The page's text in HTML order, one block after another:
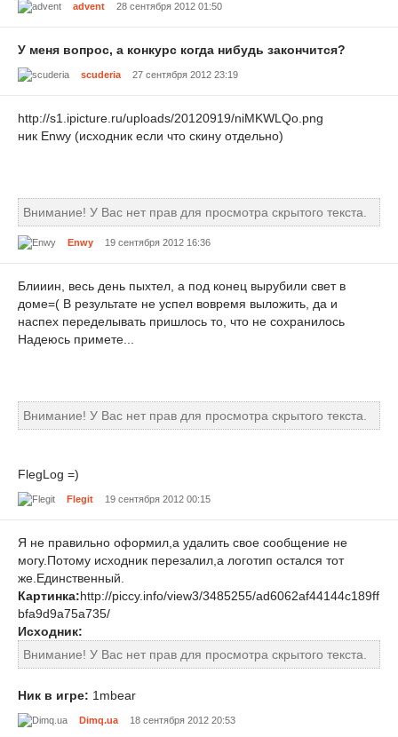
advent 28 сентября 2012 01:50
У меня вопрос, а конкурс когда нибудь закончится?
scuderia 27 сентября 2012 23:19
http://s1.ipicture.ru/uploads/20120919/niMKWLQo.png
ник Enwy (исходник если что скину отдельно)
Внимание! У Вас нет прав для просмотра скрытого текста.
Enwy 19 сентября 2012 16:36
Блииин, весь день пыхтел, а под конец вырубили свет в
доме=( В результате не успел вовремя выложить, да и
наспех переделывать пришлось то, что не сохранилось
Надеюсь примете...
Внимание! У Вас нет прав для просмотра скрытого текста.
FlegLog =)
Flegit 19 сентября 2012 00:15
Я не правильно оформил,а удалить свое сообщение не
могу.Потому исходник перезалил,а логотип остался тот
же.Единственный.
Картинка:http://piccy.info/view3/3485255/ad6062af44144c189ff
bfa9d9a75a735/
Исходник:
Внимание! У Вас нет прав для просмотра скрытого текста.
Ник в игре: 1mbear
Dimq.ua 18 сентября 2012 20:53